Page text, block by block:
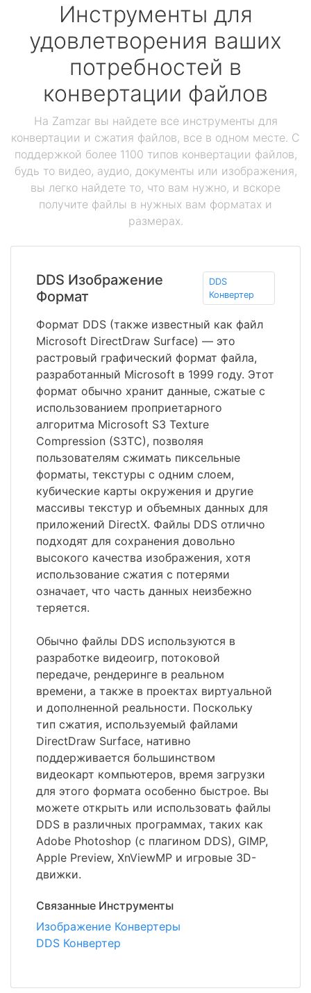
Инструменты для
удовлетворения ваших
потребностей в
конвертации файлов
На Zamzar вы найдете все инструменты для
конвертации и сжатия файлов, все в одном месте. С
поддержкой более 1100 типов конвертации файлов,
будь то видео, аудио, документы или изображения,
вы легко найдете то, что вам нужно, и вскоре
получите файлы в нужных вам форматах и
размерах.
DDS Изображение
Формат
DDS
Конвертер
Формат DDS (также известный как файл
Microsoft DirectDraw Surface) — это
растровый графический формат файла,
разработанный Microsoft в 1999 году. Этот
формат обычно хранит данные, сжатые с
использованием проприетарного
алгоритма Microsoft S3 Texture
Compression (S3TC), позволяя
пользователям сжимать пиксельные
форматы, текстуры с одним слоем,
кубические карты окружения и другие
массивы текстур и объемных данных для
приложений DirectX. Файлы DDS отлично
подходят для сохранения довольно
высокого качества изображения, хотя
использование сжатия с потерями
означает, что часть данных неизбежно
теряется.
Обычно файлы DDS используются в
разработке видеоигр, потоковой
передаче, рендеринге в реальном
времени, а также в проектах виртуальной
и дополненной реальности. Поскольку
тип сжатия, используемый файлами
DirectDraw Surface, нативно
поддерживается большинством
видеокарт компьютеров, время загрузки
для этого формата особенно быстрое. Вы
можете открыть или использовать файлы
DDS в различных программах, таких как
Adobe Photoshop (с плагином DDS), GIMP,
Apple Preview, XnViewMP и игровые 3D-
движки.
Связанные Инструменты
Изображение Конвертеры
DDS Конвертер